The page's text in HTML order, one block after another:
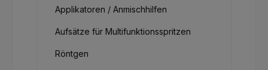
Applikatoren / Anmischhilfen
Aufsätze für Multifunktionsspritzen
Röntgen